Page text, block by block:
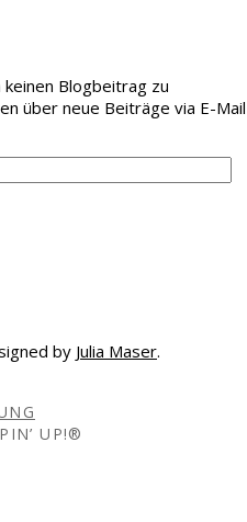
Blogbeitrag zu
über neue Beiträge via E-Mail
by Julia Maser.
UP!®